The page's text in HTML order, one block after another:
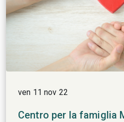
ven 11 nov 22
Centro per la famiglia